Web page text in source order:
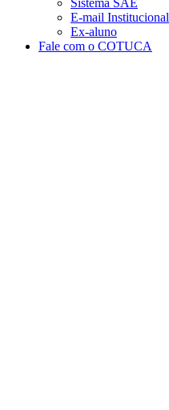
Sistema SAE
E-mail Institucional
Ex-aluno
Fale com o COTUCA